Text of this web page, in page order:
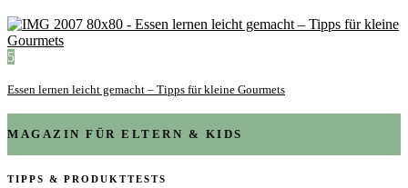
5
Essen lernen leicht gemacht – Tipps für kleine Gourmets
MAGAZIN FÜR ELTERN & KIDS
TIPPS & PRODUKTTESTS